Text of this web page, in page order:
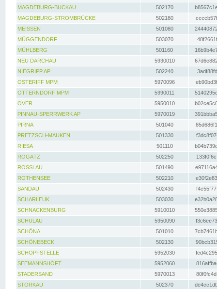
MAGDEBURG-BUCKAU
502170
MAGDEBURG-STROMBRÜCKE
502180
MEISSEN
501080
MÜGGENDORF
503070
MÜHLBERG
501160
NEU DARCHAU
5930010
NIEGRIPP AP
502240
OSTERIFF MPM
5970096
OTTERNDORF MPM
5990011
OVER
5950010
PINNAU-SPERRWERK AP
5970019
PIRNA
501040
PRETZSCH-MAUKEN
501330
RIESA
501110
ROGÄTZ
502250
ROSSLAU
501490
ROTHENSEE
502210
SANDAU
502430
SCHARLEUK
503030
SCHNACKENBURG
5910010
SCHULAU
5950090
SCHÖNA
501010
SCHÖNEBECK
502130
SCHÖPFSTELLE
5952030
SEEMANNSHÖFT
5952060
STADERSAND
5970013
STORKAU
502370